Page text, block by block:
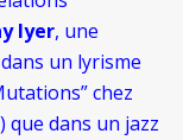
Iyer, une
un lyrisme
chez
que dans un jazz